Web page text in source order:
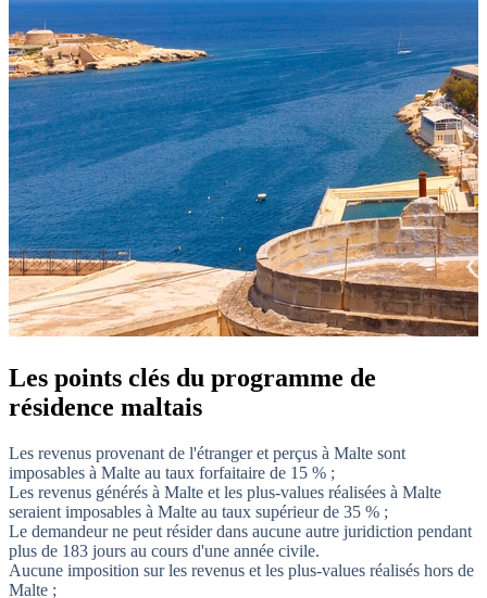
Les points clés du programme de
résidence maltais
Les revenus provenant de l'étranger et perçus à Malte sont
imposables à Malte au taux forfaitaire de 15 % ;
Les revenus générés à Malte et les plus-values réalisées à Malte
seraient imposables à Malte au taux supérieur de 35 % ;
Le demandeur ne peut résider dans aucune autre juridiction pendant
plus de 183 jours au cours d'une année civile.
Aucune imposition sur les revenus et les plus-values réalisés hors de
Malte ;